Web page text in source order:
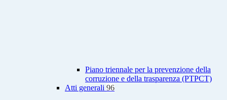
Piano triennale per la prevenzione della
corruzione e della trasparenza (PTPCT)
Atti generali 96